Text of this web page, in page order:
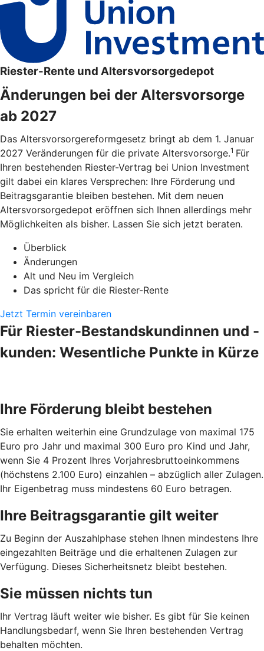
Riester-Rente und Altersvorsorgedepot
Änderungen bei der Altersvorsorge
ab 2027
Das Altersvorsorgereformgesetz bringt ab dem 1. Januar
2027 Veränderungen für die private Altersvorsorge.1 Für
Ihren bestehenden Riester-Vertrag bei Union Investment
gilt dabei ein klares Versprechen: Ihre Förderung und
Beitragsgarantie bleiben bestehen. Mit dem neuen
Altersvorsorgedepot eröffnen sich Ihnen allerdings mehr
Möglichkeiten als bisher. Lassen Sie sich jetzt beraten.
Überblick
Änderungen
Alt und Neu im Vergleich
Das spricht für die Riester-Rente
Jetzt Termin vereinbaren
Für Riester-Bestandskundinnen und -
kunden: Wesentliche Punkte in Kürze
Ihre Förderung bleibt bestehen
Sie erhalten weiterhin eine Grundzulage von maximal 175
Euro pro Jahr und maximal 300 Euro pro Kind und Jahr,
wenn Sie 4 Prozent Ihres Vorjahresbruttoeinkommens
(höchstens 2.100 Euro) einzahlen – abzüglich aller Zulagen.
Ihr Eigenbetrag muss mindestens 60 Euro betragen.
Ihre Beitragsgarantie gilt weiter
Zu Beginn der Auszahlphase stehen Ihnen mindestens Ihre
eingezahlten Beiträge und die erhaltenen Zulagen zur
Verfügung. Dieses Sicherheitsnetz bleibt bestehen.
Sie müssen nichts tun
Ihr Vertrag läuft weiter wie bisher. Es gibt für Sie keinen
Handlungsbedarf, wenn Sie Ihren bestehenden Vertrag
behalten möchten.